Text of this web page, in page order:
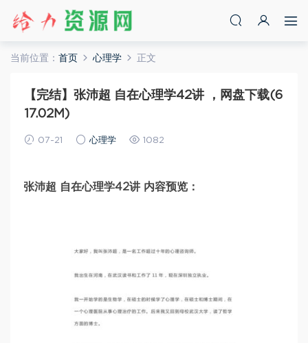
当前位置： 首页 心理学 正文
【完结】张沛超 自在心理学42讲 ，网盘下载(6
17.02M)
07-21 心理学 1082
张沛超 自在心理学42讲 内容预览：